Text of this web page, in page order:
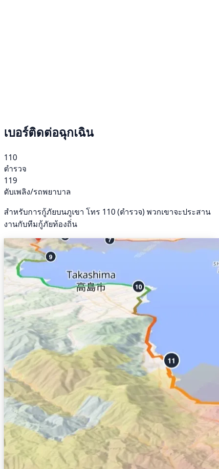
เบอร์ติดต่อฉุกเฉิน
110
ตำรวจ
119
ดับเพลิง/รถพยาบาล
สำหรับการกู้ภัยบนภูเขา โทร 110 (ตำรวจ) พวกเขาจะประสาน
งานกับทีมกู้ภัยท้องถิ่น